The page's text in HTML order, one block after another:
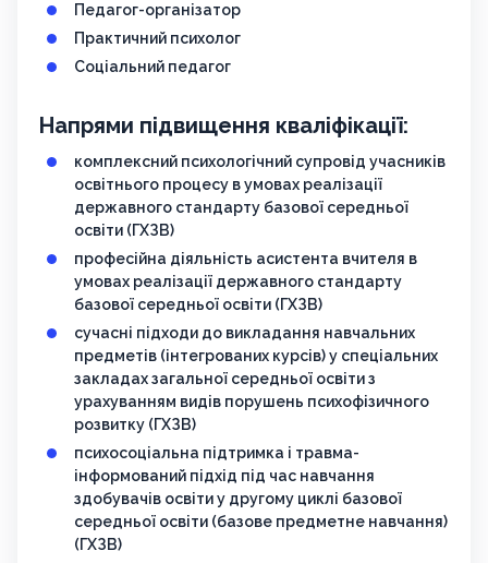
Педагог-організатор
Практичний психолог
Соціальний педагог
Напрями підвищення кваліфікації:
комплексний психологічний супровід учасників
освітнього процесу в умовах реалізації
державного стандарту базової середньої
освіти (ГХЗВ)
професійна діяльність асистента вчителя в
умовах реалізації державного стандарту
базової середньої освіти (ГХЗВ)
сучасні підходи до викладання навчальних
предметів (інтегрованих курсів) у спеціальних
закладах загальної середньої освіти з
урахуванням видів порушень психофізичного
розвитку (ГХЗВ)
психосоціальна підтримка і травма-
інформований підхід під час навчання
здобувачів освіти у другому циклі базової
середньої освіти (базове предметне навчання)
(ГХЗВ)